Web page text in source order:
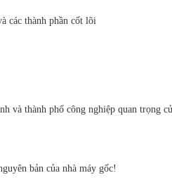
các thành phần cốt lõi
thành phố công nghiệp quan trọng
bản của nhà máy gốc!